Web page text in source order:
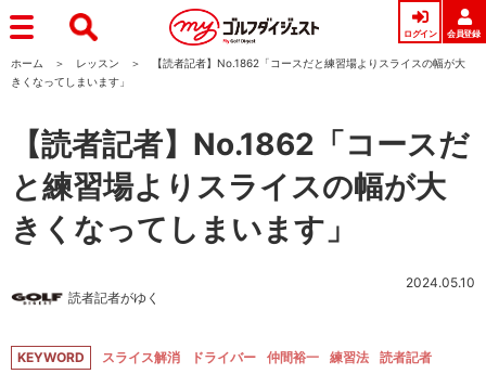
ログイン 会員登録
ホーム レッスン
【読者記者】No.1862「コースだと練習場よりスライスの幅が大
きくなってしまいます」
【読者記者】No.1862「コースだ
と練習場よりスライスの幅が大
きくなってしまいます」
読者記者がゆく
2024.05.10
KEYWORD スライス解消 ドライバー 仲間裕一 練習法 読者記者